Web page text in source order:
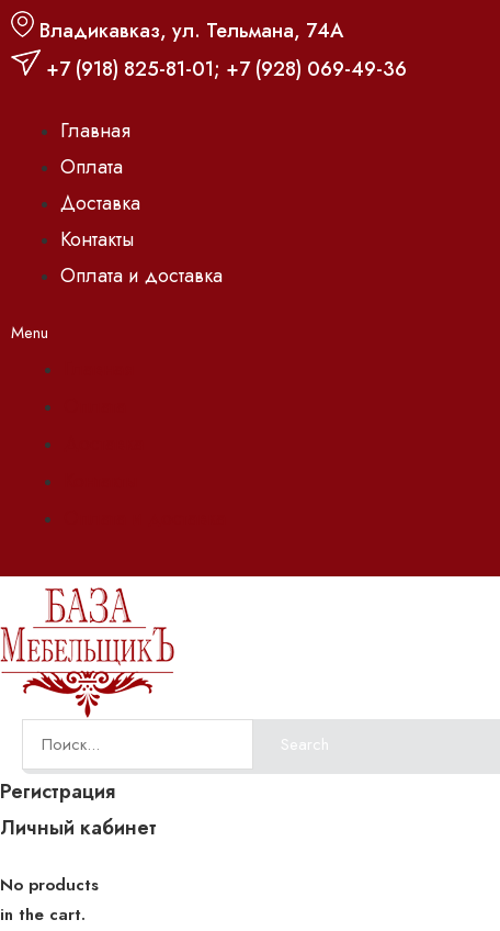
Владикавказ, ул. Тельмана, 74А
+7 (918) 825-81-01; +7 (928) 069-49-36
Главная
Оплата
Доставка
Контакты
Оплата и доставка
Menu
Search
Регистрация
Личный кабинет
No products
in the cart.